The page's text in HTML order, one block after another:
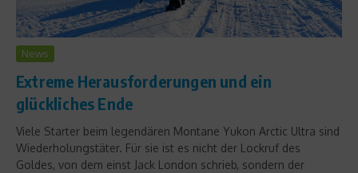
News
Extreme Herausforderungen und ein
glückliches Ende
Viele Starter beim legendären Montane Yukon Arctic Ultra sind
Wiederholungstäter. Für sie ist es nicht der Lockruf des
Goldes, von dem einst Jack London schrieb, sondern der